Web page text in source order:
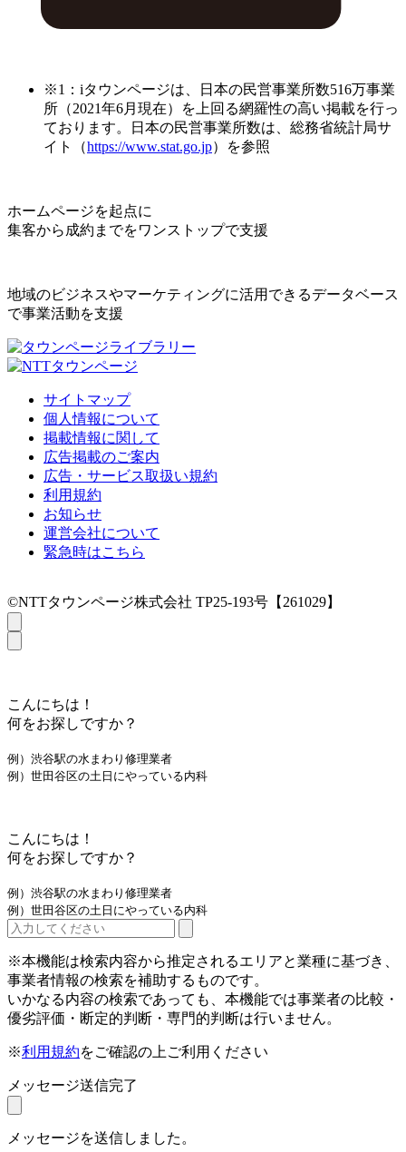
※1：iタウンページは、日本の民営事業所数516万事業
所（2021年6月現在）を上回る網羅性の高い掲載を行っ
ております。日本の民営事業所数は、総務省統計局サ
イト（https://www.stat.go.jp）を参照
ホームページを起点に
集客から成約までをワンストップで支援
地域のビジネスやマーケティングに活用できるデータベース
で事業活動を支援
サイトマップ
個人情報について
掲載情報に関して
広告掲載のご案内
広告・サービス取扱い規約
利用規約
お知らせ
運営会社について
緊急時はこちら
©NTTタウンページ株式会社 TP25-193号【261029】
こんにちは！
何をお探しですか？
例）渋谷駅の水まわり修理業者
例）世田谷区の土日にやっている内科
こんにちは！
何をお探しですか？
例）渋谷駅の水まわり修理業者
例）世田谷区の土日にやっている内科
※本機能は検索内容から推定されるエリアと業種に基づき、
事業者情報の検索を補助するものです。
いかなる内容の検索であっても、本機能では事業者の比較・
優劣評価・断定的判断・専門的判断は行いません。
※利用規約をご確認の上ご利用ください
メッセージ送信完了
メッセージを送信しました。